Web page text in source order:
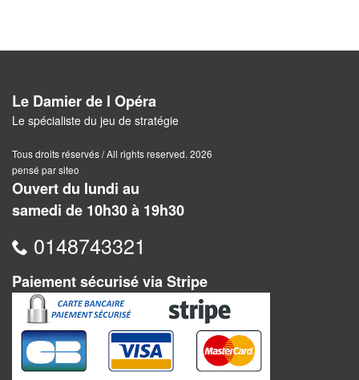
Ambiance
Coopératif
Gestion
Game
Enquête
Jeux
évolutifs
Le Damier de l Opéra
Le spécialiste du jeu de stratégie
Tous droits réservés / All rights reserved. 2026
pensé par siteo
Ouvert du lundi au
samedi de 10h30 à 19h30
0148743321
Paiement sécurisé via Stripe